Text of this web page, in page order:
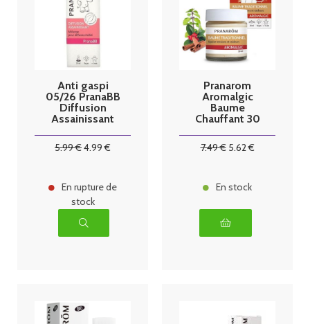
Anti gaspi
05/26 PranaBB
Diffusion
Assainissant
Bébé Bio 10 ml
5.99€4.99 €
En rupture de
stock
Pranarom
Aromalgic
Baume
Chauffant 30
7.49€ 5.62€
En stock